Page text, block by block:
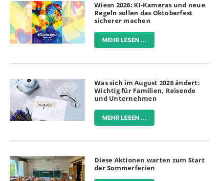
Wiesn 2026: KI-Kameras und neue
Regeln sollen das Oktoberfest
sicherer machen
MEHR LESEN ...
Was sich im August 2026 ändert:
Wichtig für Familien, Reisende
und Unternehmen
MEHR LESEN ...
Diese Aktionen warten zum Start
der Sommerferien